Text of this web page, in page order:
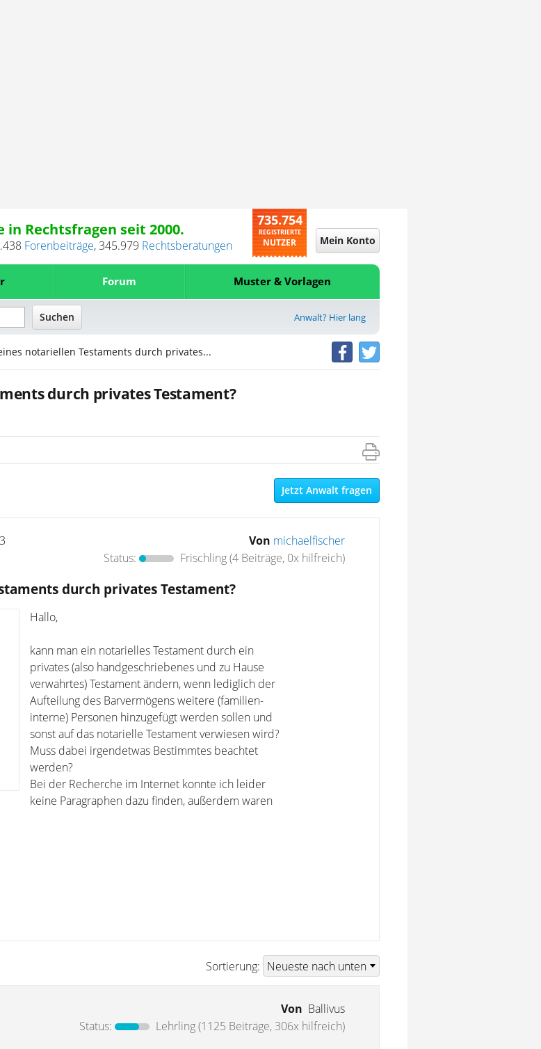
in Rechtsfragen seit 2000.
Forenbeiträge,345.979 Rechtsberatungen
735.754
REGISTRIERTE
NUTZER Mein Konto
Forum Muster & Vorlagen
Anwalt? Hier lang
notariellen Testaments durch privates...
durch privates Testament?
Jetzt Anwalt fragen
Von michaelfischer
Status:
Frischling(4 Beiträge, 0x hilfreich)
durch privates Testament?
Hallo,
kann man ein notarielles Testament durch ein
privates (also handgeschriebenes und zu Hause
verwahrtes) Testament ändern, wenn lediglich der
Aufteilung des Barvermögens weitere (familien-
interne) Personen hinzugefügt werden sollen und
sonst auf das notarielle Testament verwiesen wird?
Muss dabei irgendetwas Bestimmtes beachtet
werden?
Bei der Recherche im Internet konnte ich leider
keine Paragraphen dazu finden, außerdem waren
Sortierung:
Von Ballivus
Status:
Lehrling(1125 Beiträge, 306x hilfreich)